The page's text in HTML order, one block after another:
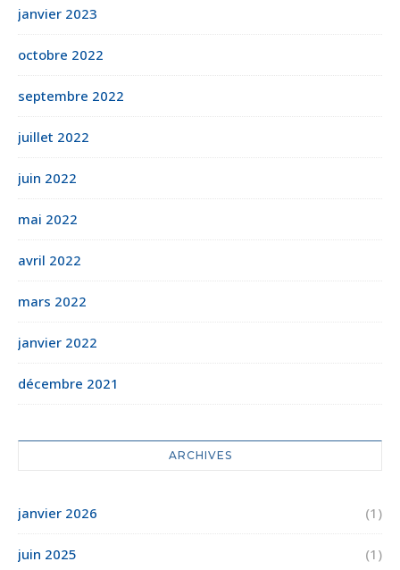
janvier 2023
octobre 2022
septembre 2022
juillet 2022
juin 2022
mai 2022
avril 2022
mars 2022
janvier 2022
décembre 2021
ARCHIVES
janvier 2026 (1)
juin 2025 (1)